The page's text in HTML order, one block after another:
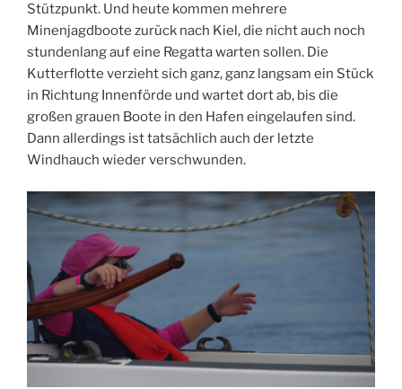
Stützpunkt. Und heute kommen mehrere
Minenjagdboote zurück nach Kiel, die nicht auch noch
stundenlang auf eine Regatta warten sollen. Die
Kutterflotte verzieht sich ganz, ganz langsam ein Stück
in Richtung Innenförde und wartet dort ab, bis die
großen grauen Boote in den Hafen eingelaufen sind.
Dann allerdings ist tatsächlich auch der letzte
Windhauch wieder verschwunden.